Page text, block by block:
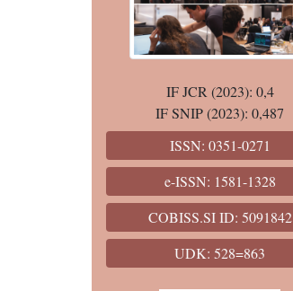
IF JCR (2023): 0,4
IF SNIP (2023): 0,487
ISSN: 0351-0271
e-ISSN: 1581-1328
COBISS.SI ID: 5091842
UDK: 528=863